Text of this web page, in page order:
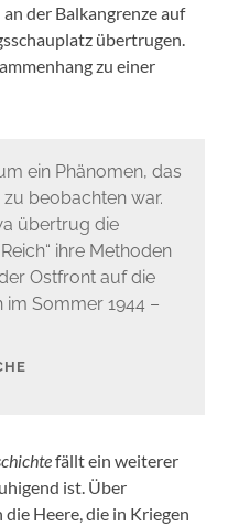
der Balkangrenze auf
übertrugen.
zu einer
ein Phänomen, das
beobachten war.
übertrug die
ihre Methoden
Ostfront auf die
im Sommer 1944 –
fällt ein weiterer
ist. Über
Heere, die in Kriegen